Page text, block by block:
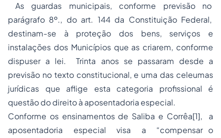
As guardas municipais, conforme previsão no
parágrafo 8º., do art. 144 da Constituição Federal,
destinam-se à proteção dos bens, serviços e
instalações dos Municípios que as criarem, conforme
dispuser a lei. Trinta anos se passaram desde a
previsão no texto constitucional, e uma das celeumas
jurídicas que aflige esta categoria profissional é
questão do direito à aposentadoria especial.
Conforme os ensinamentos de Saliba e Corrêa[1], a
aposentadoria especial visa a “compensar o